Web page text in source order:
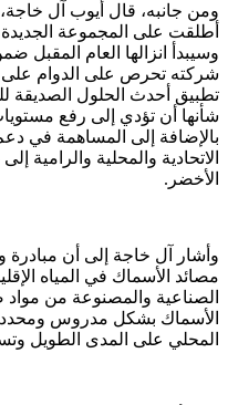
ومن جانبه، قال أيوب آل
أطلقت على المجموعة
وسيبدأ انزالها العام المقبل
شركته تحرص على الدوام على
تطبيق أحدث الحلول الصديقة
شأنها أن تؤدي إلى رفع
بالإضافة إلى المساهمة في
الاتحادية والمحلية والرامية
الأخضر.
وأشار آل خاجة إلى أن مبادرة
مصائد الأسماك في المياه
الصناعية والمصنوعة من
الأسماك بشكل مدروس ومحدد
المحلي على المدى الطويل